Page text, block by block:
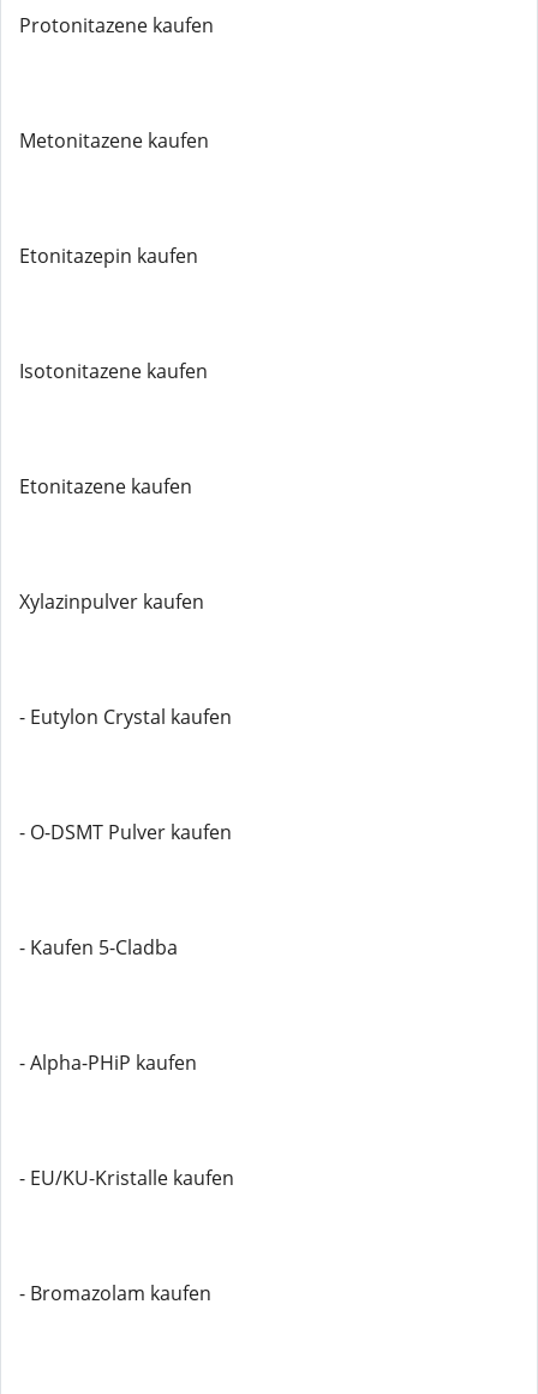
Protonitazene kaufen
Metonitazene kaufen
Etonitazepin kaufen
Isotonitazene kaufen
Etonitazene kaufen
Xylazinpulver kaufen
- Eutylon Crystal kaufen
- O-DSMT Pulver kaufen
- Kaufen 5-Cladba
- Alpha-PHiP kaufen
- EU/KU-Kristalle kaufen
- Bromazolam kaufen